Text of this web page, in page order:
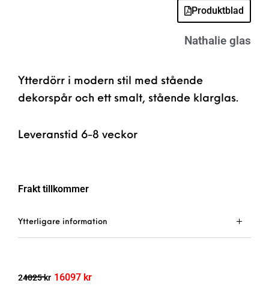
Produktblad
Nathalie glas
Ytterdörr i modern stil med stående
dekorspår och ett smalt, stående klarglas.
Leveranstid 6-8 veckor
Frakt tillkommer
Ytterligare information
24025kr 16097 kr